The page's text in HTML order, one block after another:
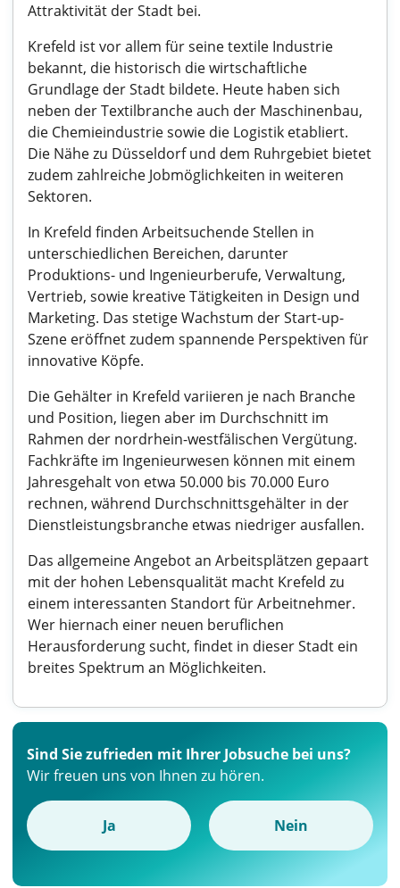
Attraktivität der Stadt bei.
Krefeld ist vor allem für seine textile Industrie
bekannt, die historisch die wirtschaftliche
Grundlage der Stadt bildete. Heute haben sich
neben der Textilbranche auch der Maschinenbau,
die Chemieindustrie sowie die Logistik etabliert.
Die Nähe zu Düsseldorf und dem Ruhrgebiet bietet
zudem zahlreiche Jobmöglichkeiten in weiteren
Sektoren.
In Krefeld finden Arbeitsuchende Stellen in
unterschiedlichen Bereichen, darunter
Produktions- und Ingenieurberufe, Verwaltung,
Vertrieb, sowie kreative Tätigkeiten in Design und
Marketing. Das stetige Wachstum der Start-up-
Szene eröffnet zudem spannende Perspektiven für
innovative Köpfe.
Die Gehälter in Krefeld variieren je nach Branche
und Position, liegen aber im Durchschnitt im
Rahmen der nordrhein-westfälischen Vergütung.
Fachkräfte im Ingenieurwesen können mit einem
Jahresgehalt von etwa 50.000 bis 70.000 Euro
rechnen, während Durchschnittsgehälter in der
Dienstleistungsbranche etwas niedriger ausfallen.
Das allgemeine Angebot an Arbeitsplätzen gepaart
mit der hohen Lebensqualität macht Krefeld zu
einem interessanten Standort für Arbeitnehmer.
Wer hiernach einer neuen beruflichen
Herausforderung sucht, findet in dieser Stadt ein
breites Spektrum an Möglichkeiten.
Sind Sie zufrieden mit Ihrer Jobsuche bei uns?
Wir freuen uns von Ihnen zu hören.
Ja Nein